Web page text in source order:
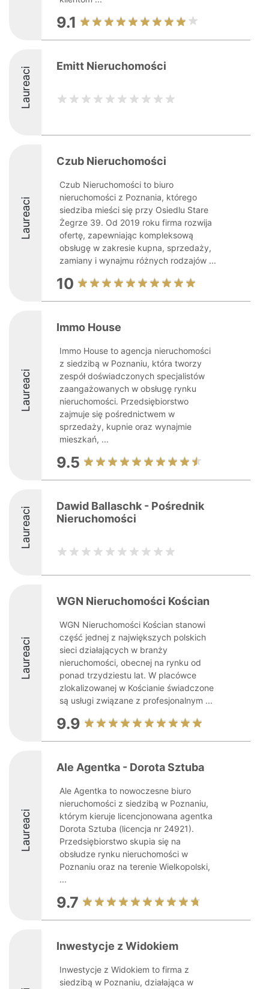
9.1
Laureaci Emitt Nieruchomości
Laureaci
Czub Nieruchomości
Czub Nieruchomości to biuro
nieruchomości z Poznania, którego
siedziba mieści się przy Osiedlu Stare
Żegrze 39. Od 2019 roku firma rozwija
ofertę, zapewniając kompleksową
obsługę w zakresie kupna, sprzedaży,
zamiany i wynajmu różnych rodzajów ...
10
Laureaci
Immo House
Immo House to agencja nieruchomości
z siedzibą w Poznaniu, która tworzy
zespół doświadczonych specjalistów
zaangażowanych w obsługę rynku
nieruchomości. Przedsiębiorstwo
zajmuje się pośrednictwem w
sprzedaży, kupnie oraz wynajmie
mieszkań, ...
9.5
Laureaci
Dawid Ballaschk - Pośrednik
Nieruchomości
Laureaci
WGN Nieruchomości Kościan
WGN Nieruchomości Kościan stanowi
część jednej z największych polskich
sieci działających w branży
nieruchomości, obecnej na rynku od
ponad trzydziestu lat. W placówce
zlokalizowanej w Kościanie świadczone
są usługi związane z profesjonalnym ...
9.9
Laureaci
Ale Agentka - Dorota Sztuba
Ale Agentka to nowoczesne biuro
nieruchomości z siedzibą w Poznaniu,
którym kieruje licencjonowana agentka
Dorota Sztuba (licencja nr 24921).
Przedsiębiorstwo skupia się na
obsłudze rynku nieruchomości w
Poznaniu oraz na terenie Wielkopolski,
...
9.7
Inwestycje z Widokiem
Inwestycje z Widokiem to firma z
siedzibą w Poznaniu, działająca w